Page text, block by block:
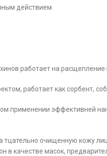
действием.
работает на
работает как сорбент,
применении эффективней
очищенную кожу
качестве масок,